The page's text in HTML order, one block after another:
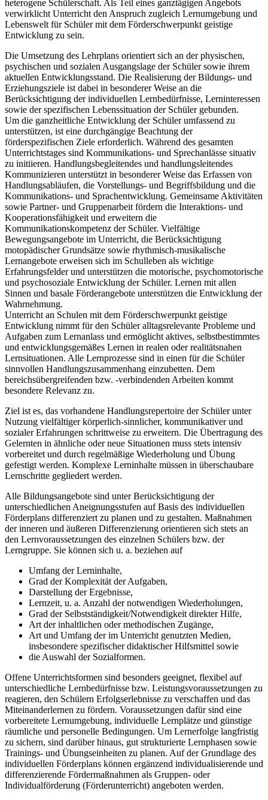
heterogene Schülerschaft. Als Teil eines ganztägigen Angebots
verwirklicht Unterricht den Anspruch zugleich Lernumgebung und
Lebenswelt für Schüler mit dem Förderschwerpunkt geistige
Entwicklung zu sein.
Die Umsetzung des Lehrplans orientiert sich an der physischen,
psychischen und sozialen Ausgangslage der Schüler sowie ihrem
aktuellen Entwicklungsstand. Die Realisierung der Bildungs- und
Erziehungsziele ist dabei in besonderer Weise an die
Berücksichtigung der individuellen Lernbedürfnisse, Lerninteressen
sowie der spezifischen Lebenssituation der Schüler gebunden.
Um die ganzheitliche Entwicklung der Schüler umfassend zu
unterstützen, ist eine durchgängige Beachtung der
förderspezifischen Ziele erforderlich. Während des gesamten
Unterrichtstages sind Kommunikations- und Sprechanlässe situativ
zu initiieren. Handlungsbegleitendes und handlungsleitendes
Kommunizieren unterstützt in besonderer Weise das Erfassen von
Handlungsabläufen, die Vorstellungs- und Begriffsbildung und die
Kommunikations- und Sprachentwicklung. Gemeinsame Aktivitäten
sowie Partner- und Gruppenarbeit fördern die Interaktions- und
Kooperationsfähigkeit und erweitern die
Kommunikationskompetenz der Schüler. Vielfältige
Bewegungsangebote im Unterricht, die Berücksichtigung
motopädischer Grundsätze sowie rhythmisch-musikalische
Lernangebote erweisen sich im Schulleben als wichtige
Erfahrungsfelder und unterstützen die motorische, psychomotorische
und psychosoziale Entwicklung der Schüler. Lernen mit allen
Sinnen und basale Förderangebote unterstützen die Entwicklung der
Wahrnehmung.
Unterricht an Schulen mit dem Förderschwerpunkt geistige
Entwicklung nimmt für den Schüler alltagsrelevante Probleme und
Aufgaben zum Lernanlass und ermöglicht aktives, selbstbestimmtes
und entwicklungsgemäßes Lernen in realen oder realitätsnahen
Lernsituationen. Alle Lernprozesse sind in einen für die Schüler
sinnvollen Handlungszusammenhang einzubetten. Dem
bereichsübergreifenden bzw. -verbindenden Arbeiten kommt
besondere Relevanz zu.
Ziel ist es, das vorhandene Handlungsrepertoire der Schüler unter
Nutzung vielfältiger körperlich-sinnlicher, kommunikativer und
sozialer Erfahrungen schrittweise zu erweitern. Die Übertragung des
Gelernten in ähnliche oder neue Situationen muss stets intensiv
vorbereitet und durch regelmäßige Wiederholung und Übung
gefestigt werden. Komplexe Lerninhalte müssen in überschaubare
Lernschritte gegliedert werden.
Alle Bildungsangebote sind unter Berücksichtigung der
unterschiedlichen Aneignungsstufen auf Basis des individuellen
Förderplans differenziert zu planen und zu gestalten. Maßnahmen
der inneren und äußeren Differenzierung orientieren sich stets an
den Lernvoraussetzungen des einzelnen Schülers bzw. der
Lerngruppe. Sie können sich u. a. beziehen auf
Umfang der Lerninhalte,
Grad der Komplexität der Aufgaben,
Darstellung der Ergebnisse,
Lernzeit, u. a. Anzahl der notwendigen Wiederholungen,
Grad der Selbstständigkeit/Notwendigkeit direkter Hilfe,
Art der inhaltlichen oder methodischen Zugänge,
Art und Umfang der im Unterricht genutzten Medien,
insbesondere spezifischer didaktischer Hilfsmittel sowie
die Auswahl der Sozialformen.
Offene Unterrichtsformen sind besonders geeignet, flexibel auf
unterschiedliche Lernbedürfnisse bzw. Leistungsvoraussetzungen zu
reagieren, den Schülern Erfolgserlebnisse zu verschaffen und das
Miteinanderlernen zu fördern. Voraussetzungen dafür sind eine
vorbereitete Lernumgebung, individuelle Lernplätze und günstige
räumliche und personelle Bedingungen. Um Lernerfolge langfristig
zu sichern, sind darüber hinaus, gut strukturierte Lernphasen sowie
Trainings- und Übungseinheiten zu planen. Auf der Grundlage des
individuellen Förderplans können ergänzend individualisierende und
differenzierende Fördermaßnahmen als Gruppen- oder
Individualförderung (Förderunterricht) angeboten werden.